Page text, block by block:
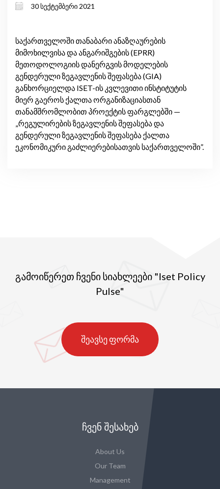
დანერგვის მოდელების შეფასება
30 სექტემბერი 2021
საქართველოში თანაბარი ანაზღაურების
მიმოხილვისა და ანგარიშგების (EPRR)
მეთოდოლოგიის დანერგვის მოდელების
გენდერული ზეგავლენის შეფასება (GIA)
განხორციელდა ISET-ის კვლევითი ინსტიტუტის
მიერ გაეროს ქალთა ორგანიზაციასთან
თანამშრომლობით პროექტის ფარ­გლებში —
„რეგულირების ზეგავლენის შეფასება და
გენდერული ზეგავლენის შეფასება ქალთა
ეკონომიკური გაძლიერებისათვის საქართველოში”.
გამოიწერეთ ჩვენი სიახლეები "Iset Policy
Pulse"
შეავსე ფორმა
ᲩᲕᲔᲜ ᲨᲔᲡᲐᲮᲔᲑ
About Us
Our Team
Management